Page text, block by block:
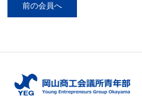
前の会員へ